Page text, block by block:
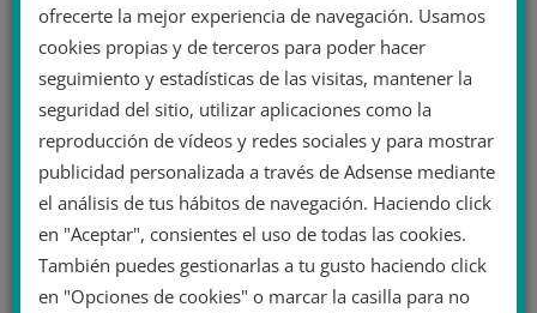
ofrecerte la mejor experiencia de navegación. Usamos
cookies propias y de terceros para poder hacer
seguimiento y estadísticas de las visitas, mantener la
seguridad del sitio, utilizar aplicaciones como la
reproducción de vídeos y redes sociales y para mostrar
publicidad personalizada a través de Adsense mediante
el análisis de tus hábitos de navegación. Haciendo click
en "Aceptar", consientes el uso de todas las cookies.
También puedes gestionarlas a tu gusto haciendo click
en "Opciones de cookies" o marcar la casilla para no